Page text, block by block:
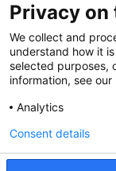
Aquisições
Privacy on
We collect and
understand how it
selected purposes,
information, see
Analytics
Consent details